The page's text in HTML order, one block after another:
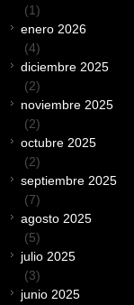
(1)
enero 2026
(4)
diciembre 2025
(2)
noviembre 2025
(2)
octubre 2025
(2)
septiembre 2025
(7)
agosto 2025
(5)
julio 2025
(3)
junio 2025